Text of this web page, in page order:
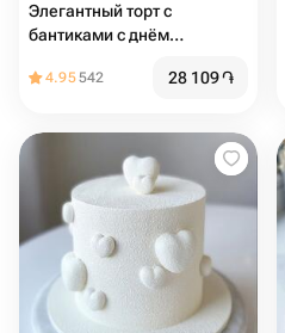
Элегантный торт с
бантиками с днём
4.95542 28 109֏